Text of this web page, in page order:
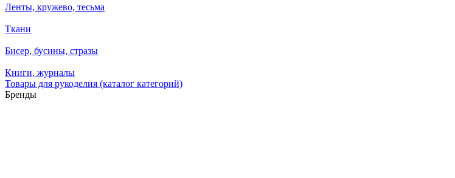
Ленты, кружево, тесьма
Ткани
Бисер, бусины, стразы
Книги, журналы
Товары для рукоделия (каталог категорий)
Бренды